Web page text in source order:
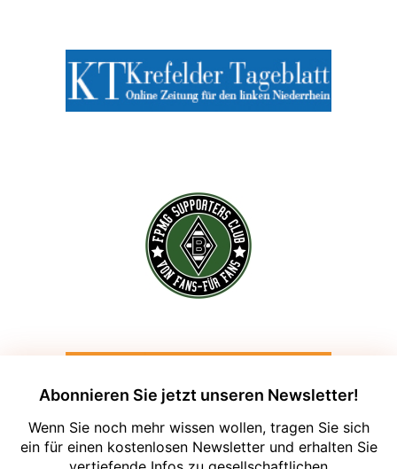
Abonnieren Sie jetzt unseren Newsletter!
Wenn Sie noch mehr wissen wollen, tragen Sie sich
ein für einen kostenlosen Newsletter und erhalten Sie